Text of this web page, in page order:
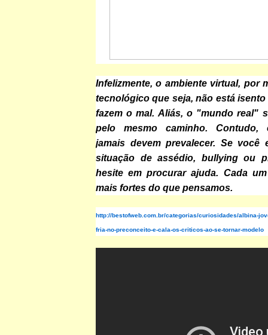
Infelizmente, o ambiente virtual, por
tecnológico que seja, não está
fazem o mal. Aliás, o "mundo real"
pelo mesmo caminho. Contudo,
jamais devem prevalecer. Se você
situação de assédio, bullying ou
hesite em procurar ajuda. Cada
mais fortes do que pensamos.
http://bestofweb.com.br/categorias/curiosidades/albina-
fria-no-preconceito-e-cala-os-criticos-ao-se-tornar-modelo